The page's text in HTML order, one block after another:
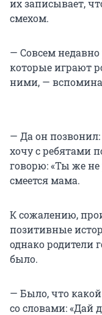
их записывает,
смехом.
— Совсем
которые играют
ними, —
— Да он
хочу с ребятами
говорю: «Ты же не
смеется мама.
К сожалению,
позитивные
однако родители
было.
— Было, что
со словами: «Дай